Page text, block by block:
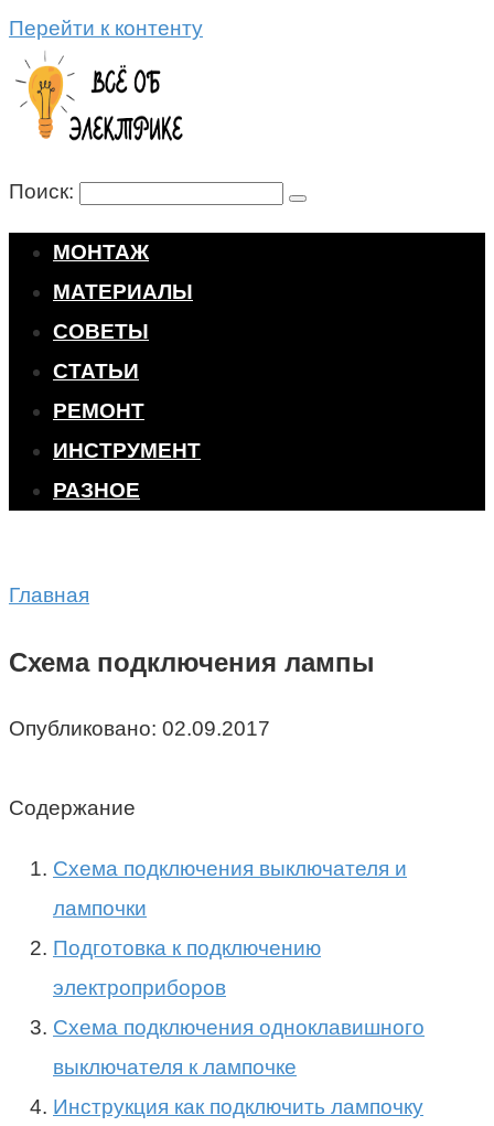
Перейти к контенту
Поиск:
МОНТАЖ
МАТЕРИАЛЫ
СОВЕТЫ
СТАТЬИ
РЕМОНТ
ИНСТРУМЕНТ
РАЗНОЕ
Главная
Схема подключения лампы
Опубликовано: 02.09.2017
Содержание
Схема подключения выключателя и
лампочки
Подготовка к подключению
электроприборов
Схема подключения одноклавишного
выключателя к лампочке
Инструкция как подключить лампочку